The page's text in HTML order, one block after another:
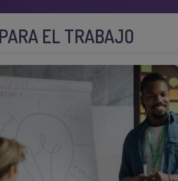
EL TRABAJO